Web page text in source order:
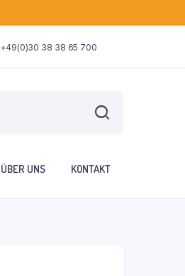
+49(0)30 38 38 65 700
ÜBER UNS KONTAKT